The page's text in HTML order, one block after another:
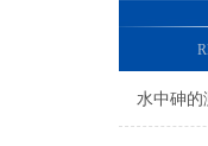
水中砷的